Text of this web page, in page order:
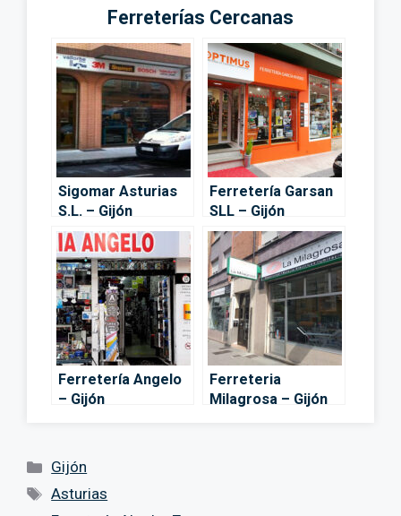
Ferreterías Cercanas
Sigomar Asturias
S.L. – Gijón
Ferretería Garsan
SLL – Gijón
Ferretería Angelo
– Gijón
Ferreteria
Milagrosa – Gijón
Categorías
Gijón
Etiquetas
Asturias